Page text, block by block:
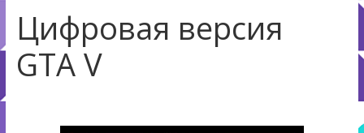
Цифровая версия
GTA V